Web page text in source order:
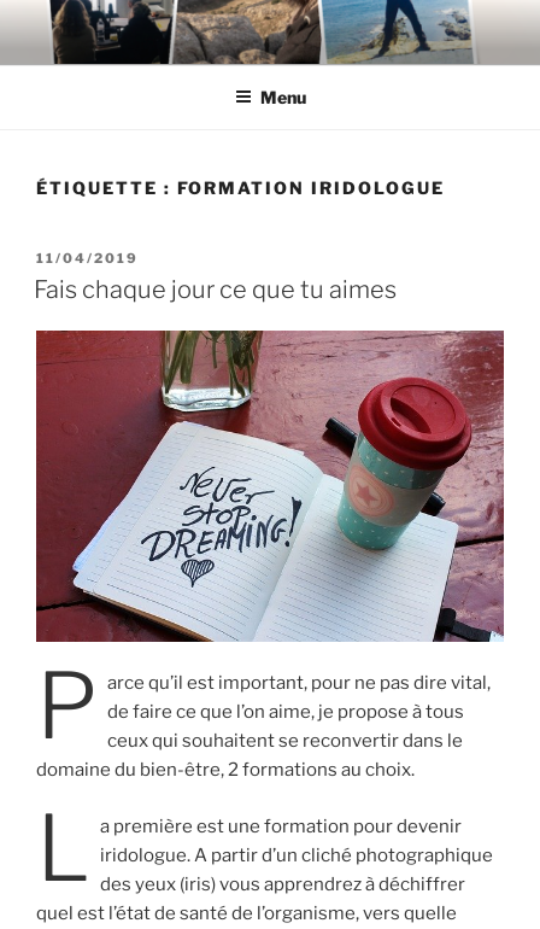
contenu
Menu
ÉTIQUETTE : FORMATION IRIDOLOGUE
PUBLIÉ
LE
11/04/2019
Fais chaque jour ce que tu aimes
P
arce qu’il est important, pour ne pas dire vital,
de faire ce que l’on aime, je propose à tous
ceux qui souhaitent se reconvertir dans le
domaine du bien-être, 2 formations au choix.
L
a première est une formation pour devenir
iridologue. A partir d’un cliché photographique
des yeux (iris) vous apprendrez à déchiffrer
quel est l’état de santé de l’organisme, vers quelle